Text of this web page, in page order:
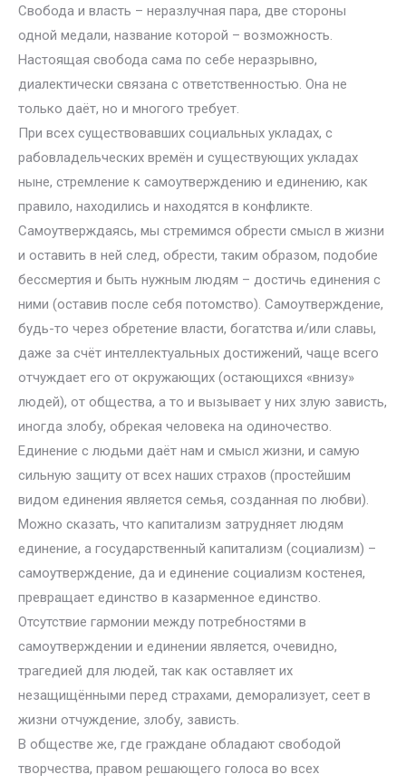
Свобода и власть – неразлучная пара, две стороны
одной медали, название которой – возможность.
Настоящая свобода сама по себе неразрывно,
диалектически связана с ответственностью. Она не
только даёт, но и многого требует.
При всех существовавших социальных укладах, с
рабовладельческих времён и существующих укладах
ныне, стремление к самоутверждению и единению, как
правило, находились и находятся в конфликте.
Самоутверждаясь, мы стремимся обрести смысл в жизни
и оставить в ней след, обрести, таким образом, подобие
бессмертия и быть нужным людям – достичь единения с
ними (оставив после себя потомство). Самоутверждение,
будь-то через обретение власти, богатства и/или славы,
даже за счёт интеллектуальных достижений, чаще всего
отчуждает его от окружающих (остающихся «внизу»
людей), от общества, а то и вызывает у них злую зависть,
иногда злобу, обрекая человека на одиночество.
Единение с людьми даёт нам и смысл жизни, и самую
сильную защиту от всех наших страхов (простейшим
видом единения является семья, созданная по любви).
Можно сказать, что капитализм затрудняет людям
единение, а государственный капитализм (социализм) –
самоутверждение, да и единение социализм костенея,
превращает единство в казарменное единство.
Отсутствие гармонии между потребностями в
самоутверждении и единении является, очевидно,
трагедией для людей, так как оставляет их
незащищёнными перед страхами, деморализует, сеет в
жизни отчуждение, злобу, зависть.
В обществе же, где граждане обладают свободой
творчества, правом решающего голоса во всех